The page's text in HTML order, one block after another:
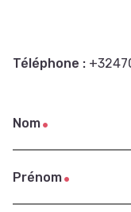
Téléphone :
Nom
Prénom